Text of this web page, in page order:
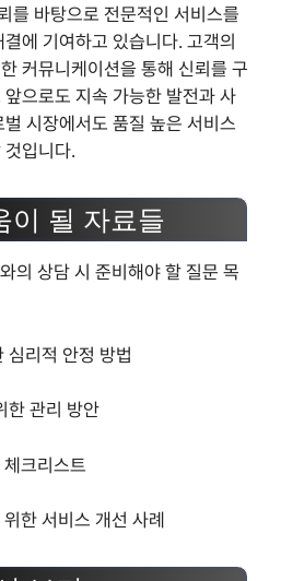
를 바탕으로 전문적인 서비스를
에 기여하고 있습니다. 고객의
커뮤니케이션을 통해 신뢰를 구
으로도 지속 가능한 발전과 사
시장에서도 품질 높은 서비스
입니다.
이 될 자료들
의 상담 시 준비해야 할 질문 목
심리적 안정 방법
한 관리 방안
크리스트
한 서비스 개선 사례